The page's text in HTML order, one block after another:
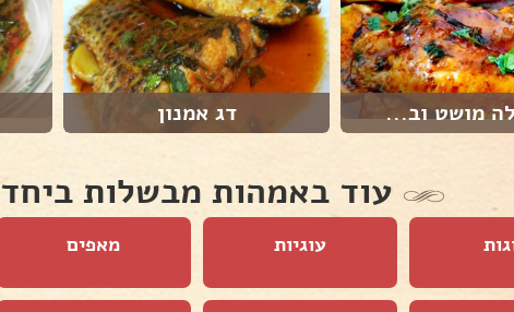
מושט וב... דג אמנון
עוד באמהות מבשלות ביחד
עוגיות מאפים